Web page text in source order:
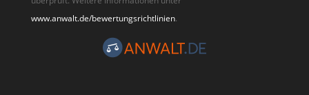
www.anwalt.de/bewertungsrichtlinien.